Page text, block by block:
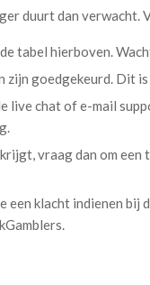
duurt dan verwacht.
tabel hierboven.
zijn goedgekeurd. Dit
live chat of e-mail
vraag dan om een
een klacht indienen bij